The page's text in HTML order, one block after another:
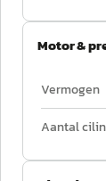
Motor &
Vermogen
Aantal